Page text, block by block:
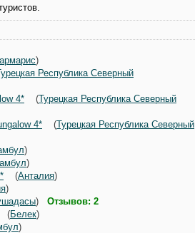
)
Республика Северный
4* (Турецкая Республика Северный
4* (Турецкая Республика Северный
)
)
(Анталия)
)
) Отзывов: 2
(Белек)
)